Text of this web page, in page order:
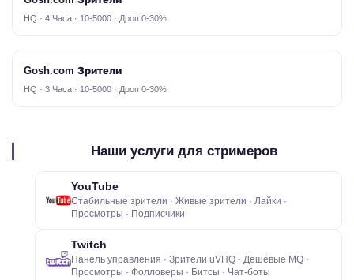
HQ · 4 Часа · 10-5000 · Дроп 0-30%
Gosh.com Зрители
HQ · 3 Часа · 10-5000 · Дроп 0-30%
Наши услуги для стримеров
YouTube
Стабильные зрители · Живые зрители · Лайки ·
Просмотры · Подписчики
Twitch
Панель управления · Зрители uVHQ · Дешёвые MQ ·
Просмотры · Фолловеры · Битсы · Чат-боты